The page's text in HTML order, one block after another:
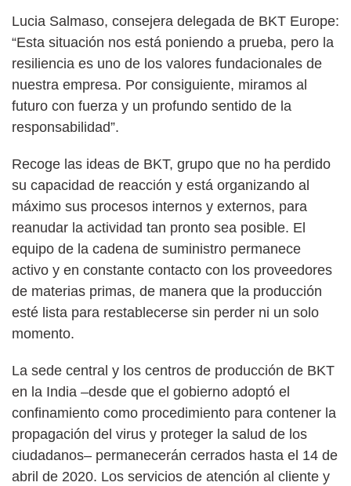
Lucia Salmaso, consejera delegada de BKT Europe:
“Esta situación nos está poniendo a prueba, pero la
resiliencia es uno de los valores fundacionales de
nuestra empresa. Por consiguiente, miramos al
futuro con fuerza y un profundo sentido de la
responsabilidad”.
Recoge las ideas de BKT, grupo que no ha perdido
su capacidad de reacción y está organizando al
máximo sus procesos internos y externos, para
reanudar la actividad tan pronto sea posible. El
equipo de la cadena de suministro permanece
activo y en constante contacto con los proveedores
de materias primas, de manera que la producción
esté lista para restablecerse sin perder ni un solo
momento.
La sede central y los centros de producción de BKT
en la India –desde que el gobierno adoptó el
confinamiento como procedimiento para contener la
propagación del virus y proteger la salud de los
ciudadanos– permanecerán cerrados hasta el 14 de
abril de 2020. Los servicios de atención al cliente y